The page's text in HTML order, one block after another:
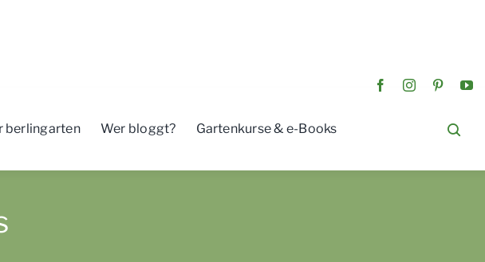
berlingarten Wer bloggt? Gartenkurse & e-Books